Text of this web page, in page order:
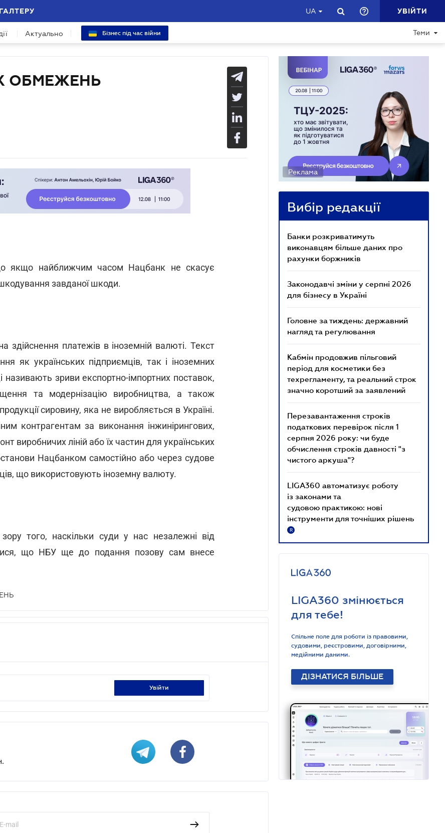
UA УВІЙТИ
Актуально Бізнес під час війни Теми
ОБМЕЖЕНЬ
якщо найближчим часом Нацбанк не скасує
завданої шкоди.
платежів в іноземній валюті. Текст
як українських підприємців, так і іноземних
називають зриви експортно-імпортних поставок,
та модернізацію виробництва, а також
сировину, яка не виробляється в Україні.
контрагентам за виконання інжинірингових,
виробничих ліній або їх частин для українських
Нацбанком самостійно або через судове
що використовують іноземну валюту.
того, наскільки суди у нас незалежні від
що НБУ ще до подання позову сам внесе
увійти
Реклама
Вибір редакції
Банки розкриватимуть
виконавцям більше даних про
рахунки боржників
Законодавчі зміни у серпні 2026
для бізнесу в Україні
Головне за тиждень: державний
нагляд та регулювання
Кабмін продовжив пільговий
період для косметики без
техрегламенту, та реальний строк
значно коротший за заявлений
Перезавантаження строків
податкових перевірок після 1
серпня 2026 року: чи буде
обчислення строків давності "з
чистого аркуша"?
LIGA360 автоматизує роботу
із законами та
судовою практикою: нові
інструменти для точніших рішень
R
LIGA360 змінюється
для тебе!
Спільне поле для роботи із правовими,
судовими, реєстровими, договірними,
медійними даними.
ДІЗНАТИСЯ БІЛЬШЕ